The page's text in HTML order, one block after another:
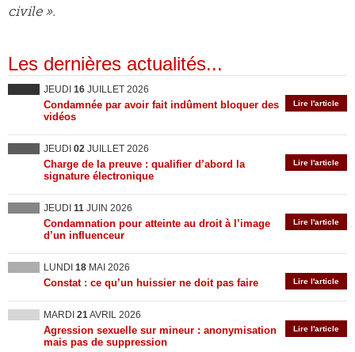
civile ».
Les dernières actualités...
JEUDI 16 JUILLET 2026
Lire l'article
Condamnée par avoir fait indûment bloquer des
vidéos
JEUDI 02 JUILLET 2026
Lire l'article
Charge de la preuve : qualifier d’abord la
signature électronique
JEUDI 11 JUIN 2026
Lire l'article
Condamnation pour atteinte au droit à l’image
d’un influenceur
LUNDI 18 MAI 2026
Lire l'article
Constat : ce qu’un huissier ne doit pas faire
MARDI 21AVRIL 2026
Lire l'article
Agression sexuelle sur mineur : anonymisation
mais pas de suppression